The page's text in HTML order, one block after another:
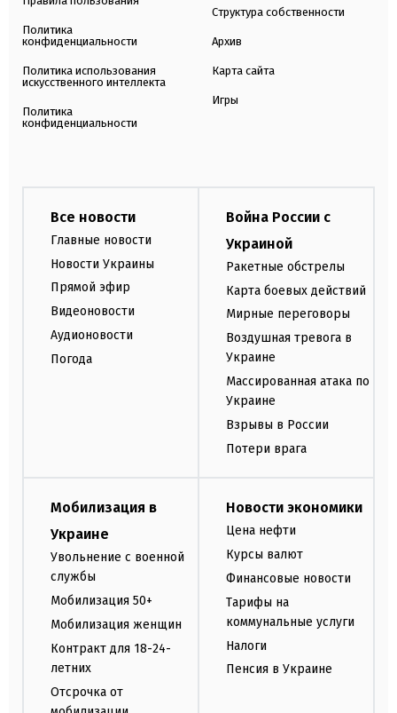
Политика
конфиденциальности
Политика использования
искусственного интеллекта
Политика
конфиденциальности
Структура собственности
Архив
Карта сайта
Игры
Все новости
Главные новости
Новости Украины
Прямой эфир
Видеоновости
Аудионовости
Погода
Война России с
Украиной
Ракетные обстрелы
Карта боевых действий
Мирные переговоры
Воздушная тревога в
Украине
Массированная атака по
Украине
Взрывы в России
Потери врага
Мобилизация в
Украине
Увольнение с военной
службы
Мобилизация 50+
Мобилизация женщин
Контракт для 18-24-
летних
Отсрочка от
Новости экономики
Цена нефти
Курсы валют
Финансовые новости
Тарифы на
коммунальные услуги
Налоги
Пенсия в Украине